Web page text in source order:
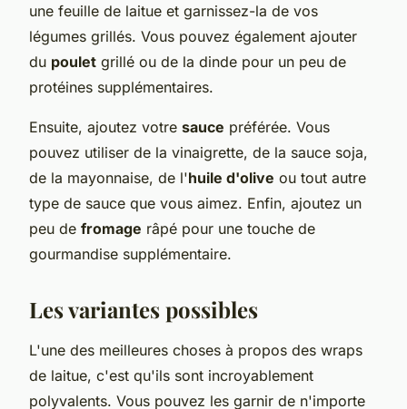
une feuille de laitue et garnissez-la de vos
légumes grillés. Vous pouvez également ajouter
du poulet grillé ou de la dinde pour un peu de
protéines supplémentaires.
Ensuite, ajoutez votre sauce préférée. Vous
pouvez utiliser de la vinaigrette, de la sauce soja,
de la mayonnaise, de l'huile d'olive ou tout autre
type de sauce que vous aimez. Enfin, ajoutez un
peu de fromage râpé pour une touche de
gourmandise supplémentaire.
Les variantes possibles
L'une des meilleures choses à propos des wraps
de laitue, c'est qu'ils sont incroyablement
polyvalents. Vous pouvez les garnir de n'importe